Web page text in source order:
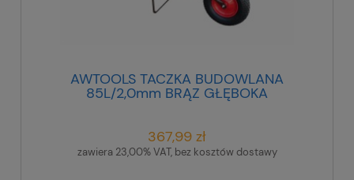
AWTOOLS TACZKA BUDOWLANA
85L/2,0mm BRĄZ GŁĘBOKA
367,99 zł
zawiera 23,00% VAT, bez kosztów dostawy